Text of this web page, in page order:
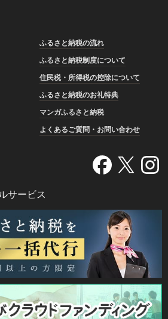
ふるさと納税の流れ
ふるさと納税制度について
住民税・所得税の控除について
ふるさと納税のお礼特典
マンガふるさと納税
よくあるご質問・お問い合わせ
サービス